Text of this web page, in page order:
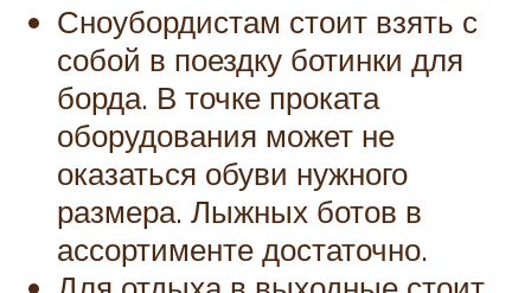
Сноубордистам стоит взять с
собой в поездку ботинки для
борда. В точке проката
оборудования может не
оказаться обуви нужного
размера. Лыжных ботов в
ассортименте достаточно.